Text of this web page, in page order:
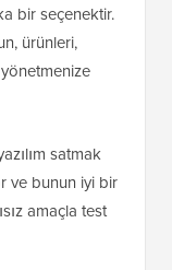
bir seçenektir.
ürünleri,
satmak
ve bunun iyi bir
amaçla test